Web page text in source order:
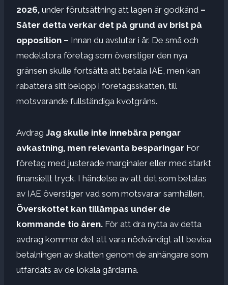
2026, under förutsättning att lagen är godkänd –
Såter detta verkar det på grund av brist på
opposition – Innan du avslutar i år. De små och
medelstora företag som överstiger den nya
gränsen skulle fortsätta att betala IAE, men kan
rabattera sitt belopp i företagsskatten, till
motsvarande fullständiga kvotgräns.
Avdrag Jag skulle inte innebära pengar
avkastning, men relevanta besparingar För
företag med justerade marginaler eller med starkt
finansiellt tryck. I händelse av att det som betalas
av IAE överstiger vad som motsvarar samhällen,
Överskottet kan tillämpas under de
kommande tio åren. För att dra nytta av detta
avdrag kommer det att vara nödvändigt att bevisa
betalningen av skatten genom de anhängare som
utfärdats av de lokala gårdarna.